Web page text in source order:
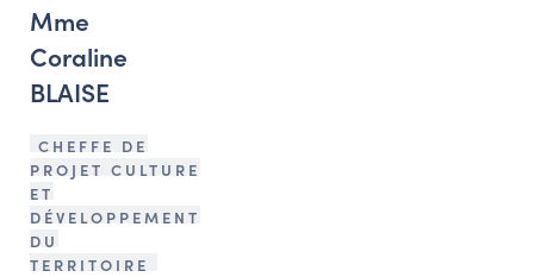
Mme
Coraline
BLAISE
CHEFFE DE
PROJET CULTURE
ET
DÉVELOPPEMENT
DU
TERRITOIRE